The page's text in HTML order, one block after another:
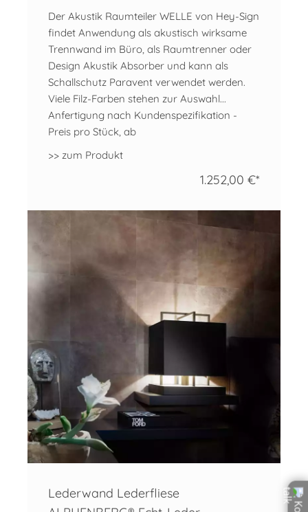
Der Akustik Raumteiler WELLE von Hey-Sign
findet Anwendung als akustisch wirksame
Trennwand im Büro, als Raumtrenner oder
Design Akustik Absorber und kann als
Schallschutz Paravent verwendet werden.
Viele Filz-Farben stehen zur Auswahl...
Anfertigung nach Kundenspezifikation -
Preis pro Stück, ab
>> zum Produkt
1.252,00 €*
Lederwand Lederfliese